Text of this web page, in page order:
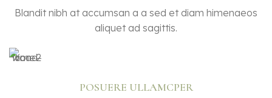
Blandit nibh at accumsan a a sed et diam himenaeos
aliquet ad sagittis.
POSUERE ULLAMCPER